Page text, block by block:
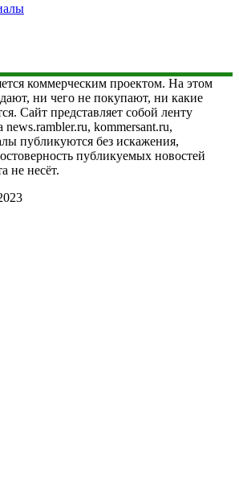
коммерческим проектом. На этом
ни чего не покупают, ни какие
Сайт представляет собой ленту
news.rambler.ru, kommersant.ru,
публикуются без искажения,
публикуемых новостей
не несёт.